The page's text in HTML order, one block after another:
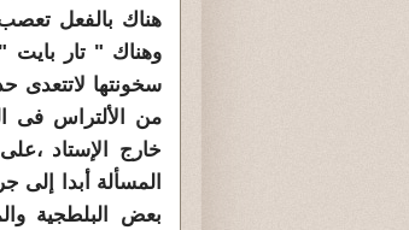
هناك بالفعل
وهناك " تار بايت
سخونتها لاتتعدى
من الألتراس فى
خارج الإستاد
المسألة أبدا
بعض البلطجية